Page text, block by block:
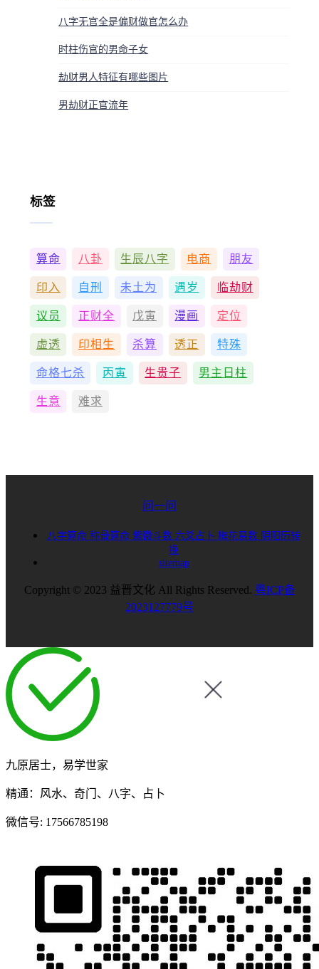
八字无官全是偏财做官怎么办
时柱伤官的男命子女
劫财男人特征有哪些图片
男劫财正官流年
标签
算命 八卦 生辰八字 电商 朋友
印入 自刑 未土为 遇岁 临劫财
议员 正财全 戊寅 漫画 定位
虚透 印相生 杀算 透正 特殊
命格七杀 丙寅 生贵子 男主日柱
生意 难求
问一问
八字算命 称骨算命 紫微斗数 六爻占卜 梅花易数 阴阳历转
换
sitemap
Copyright © 2023 益晋文化 All Rights Reserved. 粤ICP备
2023127779号
九原居士，易学世家
精通：风水、奇门、八字、占卜
微信号: 17566785198